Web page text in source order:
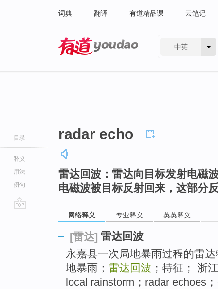
词典 翻译 有道精品课 云笔记
中英
目录
释义
用法
例句
radar echo
雷达回波：雷达向目标发射电磁
电磁波被目标反射回来，这部分
网络释义 专业释义 英英释义
[雷达] 雷达回波
永嘉县一次局地暴雨过程的雷
地暴雨； 雷达回波 ；特征； 浙
local rainstorm；radar echoes